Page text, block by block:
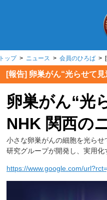
トップ> ニュース > 会員のひろば > [
[報告] 卵巣がん“光らせて
卵巣がん“光
NHK 関西の
小さな卵巣がんの細胞を光ら
研究グループが開発し、実用
https://www.google.com/